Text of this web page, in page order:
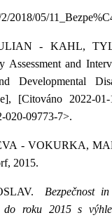
2018/05/
- KAHL,
Assessment and
Developmental
[Citováno 2022-
020-09773-7>.
- VOKURKA,
2015.
Bezpečnost
do roku 2015 s